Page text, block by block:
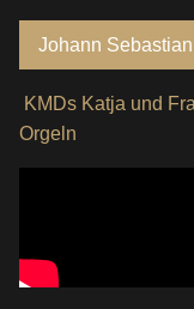
Johann
KMDs Katja und
Orgeln